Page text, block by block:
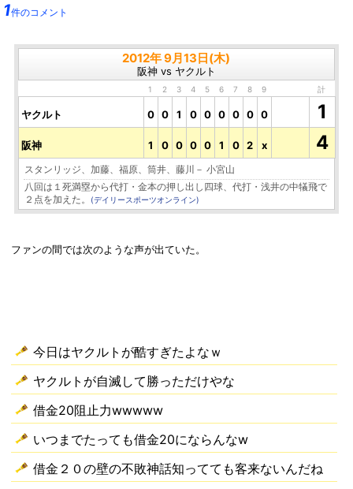
1件のコメント
2012年 9月13日(木)
阪神 vs ヤクルト
1 2 3 4 5 6 7 8 9 計
ヤクルト 0 0 1 0 0 0 0 0 0 1
阪神 1 0 0 0 0 1 0 2 x 4
スタンリッジ、加藤、福原、筒井、藤川－ 小宮山
八回は１死満塁から代打・金本の押し出し四球、代打・浅井の中犠飛で
２点を加えた。
(デイリースポーツオンライン)
ファンの間では次のような声が出ていた。
今日はヤクルトが酷すぎたよなｗ
ヤクルトが自滅して勝っただけやな
借金20阻止力wwwww
いつまでたっても借金20にならんなw
借金２０の壁の不敗神話知ってても客来ないんだね